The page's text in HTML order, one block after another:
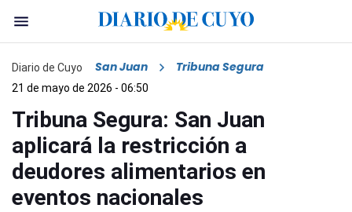
Diario de Cuyo San Juan Tribuna Segura
21 de mayo de 2026 - 06:50
Tribuna Segura: San Juan
aplicará la restricción a
deudores alimentarios en
eventos nacionales